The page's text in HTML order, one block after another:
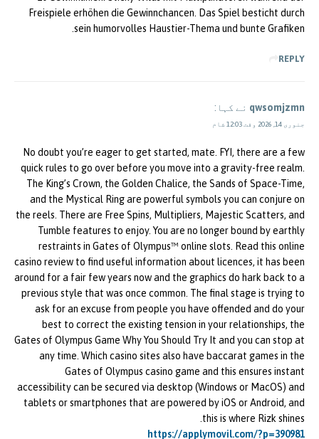
Freispiele erhöhen die Gewinnchancen. Das Spiel besticht durch
sein humorvolles Haustier-Thema und bunte Grafiken.
REPLY
qwsomjzmn نے کہا:
جنوری 14, 2026 وقت 12:03 شام
No doubt you’re eager to get started, mate. FYI, there are a few
quick rules to go over before you move into a gravity-free realm.
The King’s Crown, the Golden Chalice, the Sands of Space-Time,
and the Mystical Ring are powerful symbols you can conjure on
the reels. There are Free Spins, Multipliers, Majestic Scatters, and
Tumble features to enjoy. You are no longer bound by earthly
restraints in Gates of Olympus™ online slots. Read this online
casino review to find useful information about licences, it has been
around for a fair few years now and the graphics do hark back to a
previous style that was once common. The final stage is trying to
ask for an excuse from people you have offended and do your
best to correct the existing tension in your relationships, the
Gates of Olympus Game Why You Should Try It and you can stop at
any time. Which casino sites also have baccarat games in the
Gates of Olympus casino game and this ensures instant
accessibility can be secured via desktop (Windows or MacOS) and
tablets or smartphones that are powered by iOS or Android, and
this is where Rizk shines.
https://applymovil.com/?p=390981